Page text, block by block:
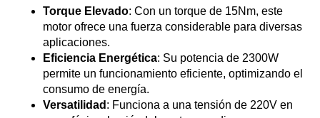
Torque Elevado: Con un torque de 15Nm, este
motor ofrece una fuerza considerable para diversas
aplicaciones.
Eficiencia Energética: Su potencia de 2300W
permite un funcionamiento eficiente, optimizando el
consumo de energía.
Versatilidad : Funciona a una tensión de 220V en